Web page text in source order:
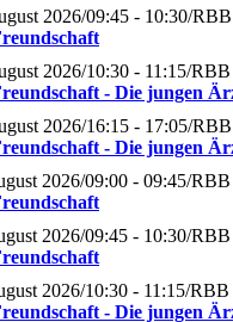
2026/09:45 - 10:30/RBB
2026/10:30 - 11:15/RBB
- Die jungen
2026/16:15 - 17:05/RBB
- Die jungen
2026/09:00 - 09:45/RBB
2026/09:45 - 10:30/RBB
2026/10:30 - 11:15/RBB
- Die jungen